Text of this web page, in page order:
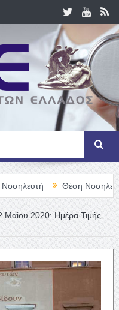
Θέση Νοσηλευτή/τριας
Μαΐου 2020: Ημέρα Τιμής